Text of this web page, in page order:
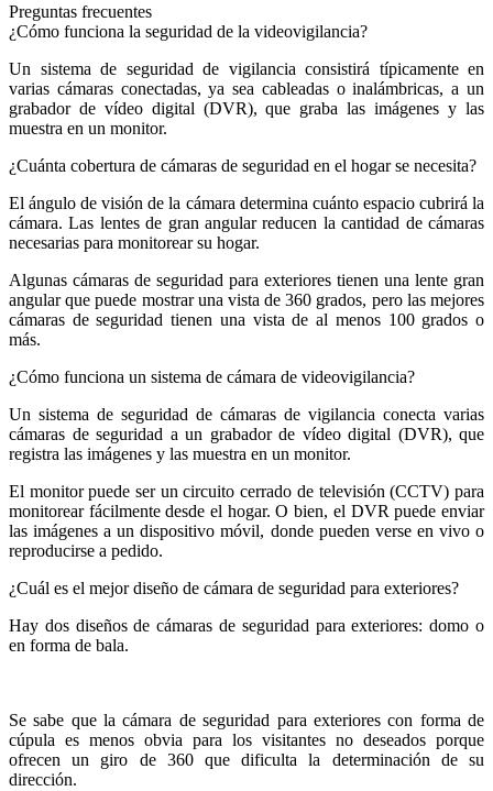
Preguntas frecuentes
¿Cómo funciona la seguridad de la videovigilancia?
Un sistema de seguridad de vigilancia consistirá típicamente en
varias cámaras conectadas, ya sea cableadas o inalámbricas, a un
grabador de vídeo digital (DVR), que graba las imágenes y las
muestra en un monitor.
¿Cuánta cobertura de cámaras de seguridad en el hogar se necesita?
El ángulo de visión de la cámara determina cuánto espacio cubrirá la
cámara. Las lentes de gran angular reducen la cantidad de cámaras
necesarias para monitorear su hogar.
Algunas cámaras de seguridad para exteriores tienen una lente gran
angular que puede mostrar una vista de 360 ​​grados, pero las mejores
cámaras de seguridad tienen una vista de al menos 100 grados o
más.
¿Cómo funciona un sistema de cámara de videovigilancia?
Un sistema de seguridad de cámaras de vigilancia conecta varias
cámaras de seguridad a un grabador de vídeo digital (DVR), que
registra las imágenes y las muestra en un monitor.
El monitor puede ser un circuito cerrado de televisión (CCTV) para
monitorear fácilmente desde el hogar. O bien, el DVR puede enviar
las imágenes a un dispositivo móvil, donde pueden verse en vivo o
reproducirse a pedido.
¿Cuál es el mejor diseño de cámara de seguridad para exteriores?
Hay dos diseños de cámaras de seguridad para exteriores: domo o
en forma de bala.
Se sabe que la cámara de seguridad para exteriores con forma de
cúpula es menos obvia para los visitantes no deseados porque
ofrecen un giro de 360 ​​que dificulta la determinación de su
dirección.